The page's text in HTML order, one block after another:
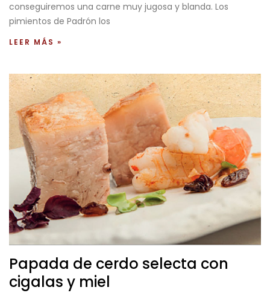
conseguiremos una carne muy jugosa y blanda. Los
pimientos de Padrón los
LEER MÁS »
Papada de cerdo selecta con
cigalas y miel